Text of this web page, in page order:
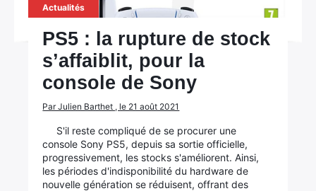
Actualités
PS5 : la rupture de stock
s’affaiblit, pour la
console de Sony
Par Julien Barthet , le 21 août 2021
S'il reste compliqué de se procurer une
console Sony PS5, depuis sa sortie officielle,
progressivement, les stocks s'améliorent. Ainsi,
les périodes d'indisponibilité du hardware de
nouvelle génération se réduisent, offrant des